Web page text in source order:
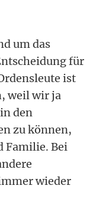
um das
für
ist
weil wir ja
den
zu können,
Familie. Bei
wieder